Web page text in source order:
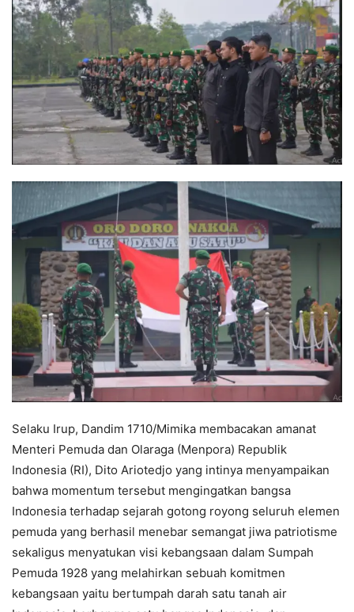
Selaku Irup, Dandim 1710/Mimika membacakan amanat
Menteri Pemuda dan Olaraga (Menpora) Republik
Indonesia (RI), Dito Ariotedjo yang intinya menyampaikan
bahwa momentum tersebut mengingatkan bangsa
Indonesia terhadap sejarah gotong royong seluruh elemen
pemuda yang berhasil menebar semangat jiwa patriotisme
sekaligus menyatukan visi kebangsaan dalam Sumpah
Pemuda 1928 yang melahirkan sebuah komitmen
kebangsaan yaitu bertumpah darah satu tanah air